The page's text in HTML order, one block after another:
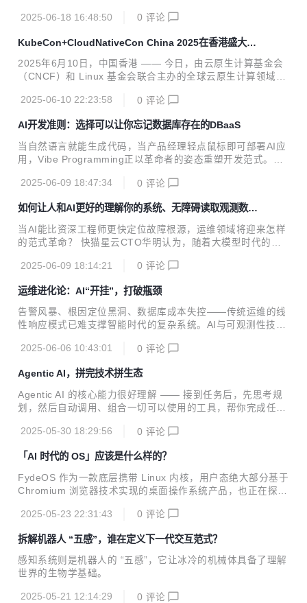
2025-06-18 16:48:50
0 评论
KubeCon+CloudNativeCon China 2025在香港盛大开
幕，共绘云原生未来
2025年6月10日，中国香港 —— 今日，由云原生计算基金会
（CNCF）和 Linux 基金会联合主办的全球云原生计算领域顶
重启幕。来自全球的开发者、技术专家、企业决策者及行业领
发展。 盛会首日，汇集了来自 Linux 基金会、CNCF、华为、
Akamai、阿里云、Arm、AWS、Intel、LFOSSA、DaoClou
d、F5、Fortinet、ICON、KubeWharf、ManageEngine、S
USE、KubeDB、科大讯飞等头部企业与组织的...
2025-06-10 22:23:58 0 评论
AI开发准则：选择可以让你忘记数据库存在的DBaaS
当自然语言就能生成代码，当产品经理轻点鼠标即可部署AI应
用，Vibe Programming正以革命者的姿态重塑开发范式。但
性、指数级增长的计算账单、跨AZ流量的隐性成本……开发者
月21日，张桓将出席OSC源创会·北京站线下沙龙，并发表
《Vibe Programming 背后：谁在为你 AI 应用的数据库账单
买单？》主题演讲。张桓将深入解析 Vibe Programming 背后
确保性能的同时实现显著降本。从运维经济学出发，将评估...
2025-06-09 18:47:34 0 评论
如何让人和AI更好的理解你的系统、无障碍读取观测数
据？
当AI能比资深工程师更快定位故障根源，运维领域将迎来怎样
的范式革命？ 快猫星云CTO华明认为，随着大模型时代的到
品也一样，智能闭环或高度自治的运维阶段是一个或近或远的
阶段，并且取得了相当明显的进步。整体而言，Flashcat在可
观测性方向上，致力于为人和AI解决两个问题： 如何让人和AI
更好的理解你的系统？ 如何让人和AI无障碍的读取你的观测数
线下沙龙，发表《可观测性智能化愿景：Flashcat的方法、实
2025-06-09 18:14:21 0 评论
运维进化论：AI“开挂”，打破瓶颈
告警风暴、根因定位黑洞、数据库成本失控——传统运维的线
性响应模式已难支撑智能时代的复杂系统。AI与可观测性技术
后追溯升级为主动防御。 【OSC源创会】本期聚焦AI运维核
能化、运维智能体构建、数据库成本优化，以及智能分析引擎
四大议题。 报名地址：https://www.oschina.net/event/8596
707 时间：2025-06-21 14:00 至 17:30 地点：北京 海淀 中
着智能化转型加速，运维领域正经历从...
2025-06-06 10:43:01 0 评论
Agentic AI，拼完技术拼生态
Agentic AI 的核心能力很好理解 —— 接到任务后，先思考规
划，然后自动调用、组合一切可以使用的工具，帮你完成任
2025-05-30 18:29:56
0 评论
「AI 时代的 OS」应该是什么样的？
FydeOS 作为一款底层携带 Linux 内核，用户态绝大部分基于
Chromium 浏览器技术实现的桌面操作系统产品，也正在探索
2025-05-23 22:31:43
0 评论
拆解机器人 “五感”，谁在定义下一代交互范式？
感知系统则是机器人的 “五感”，它让冰冷的机械体具备了理解
世界的生物学基础。
2025-05-21 12:14:29 0 评论